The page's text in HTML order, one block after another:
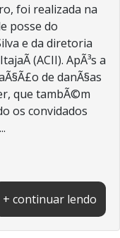
foi realizada na
posse do
e da diretoria
(ACII). ApÃ³s a
de danÃ§as
que tambÃ©m
os convidados
+ continuar lendo